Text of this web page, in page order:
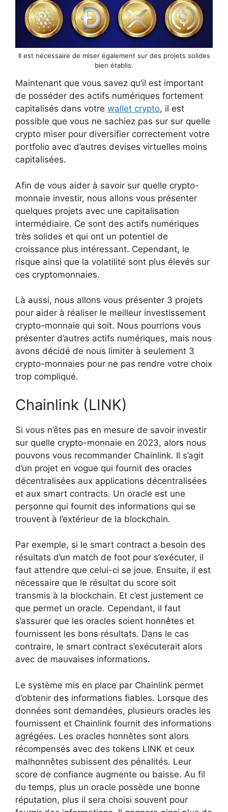
Il est nécessaire de miser également sur des projets solides
bien établis.
Maintenant que vous savez qu’il est important
de posséder des actifs numériques fortement
capitalisés dans votre wallet crypto, il est
possible que vous ne sachiez pas sur sur quelle
crypto miser pour diversifier correctement votre
portfolio avec d’autres devises virtuelles moins
capitalisées.
Afin de vous aider à savoir sur quelle crypto-
monnaie investir, nous allons vous présenter
quelques projets avec une capitalisation
intermédiaire. Ce sont des actifs numériques
très solides et qui ont un potentiel de
croissance plus intéressant. Cependant, le
risque ainsi que la volatilité sont plus élevés sur
ces cryptomonnaies.
Là aussi, nous allons vous présenter 3 projets
pour aider à réaliser le meilleur investissement
crypto-monnaie qui soit. Nous pourrions vous
présenter d’autres actifs numériques, mais nous
avons décidé de nous limiter à seulement 3
crypto-monnaies pour ne pas rendre votre choix
trop compliqué.
Chainlink (LINK)
Si vous n’êtes pas en mesure de savoir investir
sur quelle crypto-monnaie en 2023, alors nous
pouvons vous recommander Chainlink. Il s’agit
d’un projet en vogue qui fournit des oracles
décentralisées aux applications décentralisées
et aux smart contracts. Un oracle est une
personne qui fournit des informations qui se
trouvent à l’extérieur de la blockchain.
Par exemple, si le smart contract a besoin des
résultats d’un match de foot pour s’exécuter, il
faut attendre que celui-ci se joue. Ensuite, il est
nécessaire que le résultat du score soit
transmis à la blockchain. Et c’est justement ce
que permet un oracle. Cependant, il faut
s’assurer que les oracles soient honnêtes et
fournissent les bons résultats. Dans le cas
contraire, le smart contract s’exécuterait alors
avec de mauvaises informations.
Le système mis en place par Chainlink permet
d’obtenir des informations fiables. Lorsque des
données sont demandées, plusieurs oracles les
fournissent et Chainlink fournit des informations
agrégées. Les oracles honnêtes sont alors
récompensés avec des tokens LINK et ceux
malhonnêtes subissent des pénalités. Leur
score de confiance augmente ou baisse. Au fil
du temps, plus un oracle possède une bonne
réputation, plus il sera choisi souvent pour